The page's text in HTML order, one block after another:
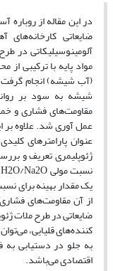
در این مقاله از
ضایعاتی کارخانه‌های
آلومینوسیلیکاتی در
مواد پایه با ترکیبی
(آب شیشه) انجام
شیشه به سود بر
عنوان پارامترهای
ژئوپلیمری تعریف و
از آن مقاومت‌های
ضایعاتی در طرح ملات
کننده‌های قلیایی،
به جلو در دستیابی به
اقتصادی ‌می‌باشد.